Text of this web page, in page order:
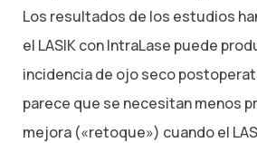
Los resultados de los estudios
el LASIK con IntraLase puede
incidencia de ojo seco
parece que se necesitan menos
mejora («retoque») cuando el